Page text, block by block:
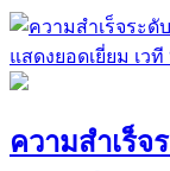
ความสำเร็จ